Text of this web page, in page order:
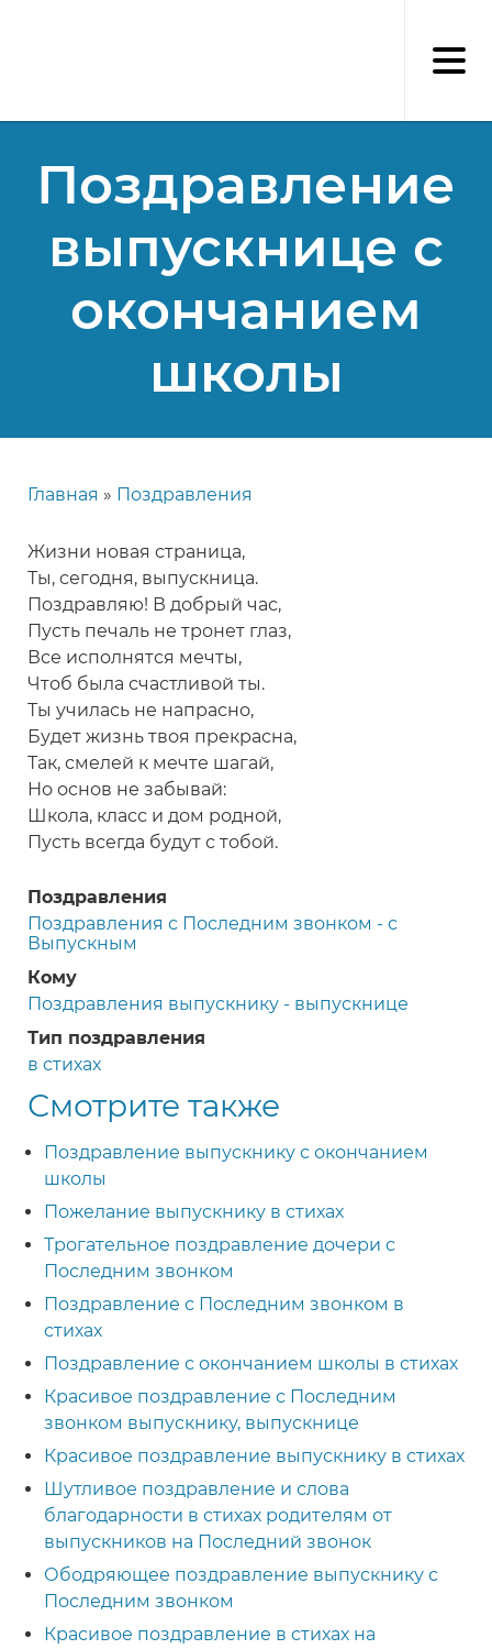
Поздравление
выпускнице с
окончанием
школы
навигации
Главная Поздравления
Жизни новая страница,
Ты, сегодня, выпускница.
Поздравляю! В добрый час,
Пусть печаль не тронет глаз,
Все исполнятся мечты,
Чтоб была счастливой ты.
Ты училась не напрасно,
Будет жизнь твоя прекрасна,
Так, смелей к мечте шагай,
Но основ не забывай:
Школа, класс и дом родной,
Пусть всегда будут с тобой.
Поздравления
Поздравления с Последним звонком - с
Выпускным
Кому
Поздравления выпускнику - выпускнице
Тип поздравления
в стихах
Смотрите также
Поздравление выпускнику с окончанием
школы
Пожелание выпускнику в стихах
Трогательное поздравление дочери с
Последним звонком
Поздравление с Последним звонком в
стихах
Поздравление с окончанием школы в стихах
Красивое поздравление с Последним
звонком выпускнику, выпускнице
Красивое поздравление выпускнику в стихах
Шутливое поздравление и слова
благодарности в стихах родителям от
выпускников на Последний звонок
Ободряющее поздравление выпускнику с
Последним звонком
Красивое поздравление в стихах на